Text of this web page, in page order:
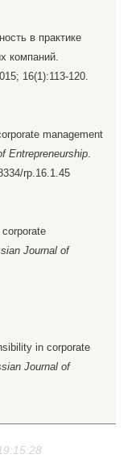
в практике
компаний.
16(1):113-120.
management
Entrepreneurship.
rp.16.1.45
Journal of
in corporate
Journal of